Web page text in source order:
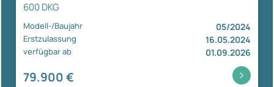
600 DKG
Modell-/Baujahr 05/2024
Erstzulassung 16.05.2024
verfügbar ab 01.09.2026
79.900 €